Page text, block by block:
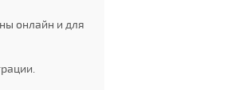
онлайн и для